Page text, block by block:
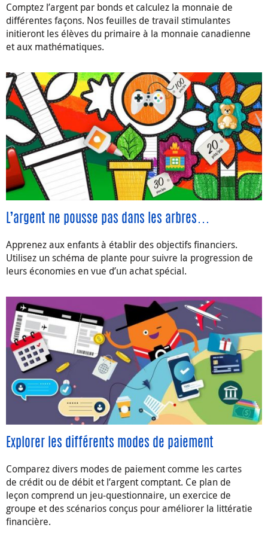
Comptez l’argent par bonds et calculez la monnaie de
différentes façons. Nos feuilles de travail stimulantes
initieront les élèves du primaire à la monnaie canadienne
et aux mathématiques.
L’argent ne pousse pas dans les arbres…
Apprenez aux enfants à établir des objectifs financiers.
Utilisez un schéma de plante pour suivre la progression de
leurs économies en vue d’un achat spécial.
Explorer les différents modes de paiement
Comparez divers modes de paiement comme les cartes
de crédit ou de débit et l’argent comptant. Ce plan de
leçon comprend un jeu-questionnaire, un exercice de
groupe et des scénarios conçus pour améliorer la littératie
financière.